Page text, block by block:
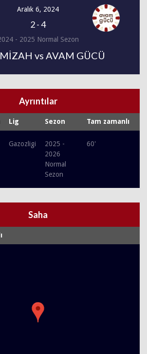
Aralık 6, 2024
2-4
- 2025 Normal Sezon
vs AVAM GÜCÜ
Ayrıntılar
Lig Sezon Tam zamanlı
Gazozligi
2025 -
2026
Normal
Sezon
60'
Saha